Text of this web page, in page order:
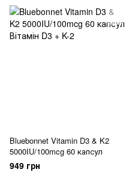
Bluebonnet Vitamin D3 & K2
5000IU/100mcg 60 капсул
949 грн